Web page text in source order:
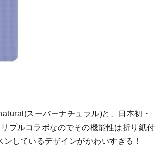
スーパーナチュラル)と、日本初・
プルコラボなのでその機能性は折り紙付
しているデザインがかわいすぎる！